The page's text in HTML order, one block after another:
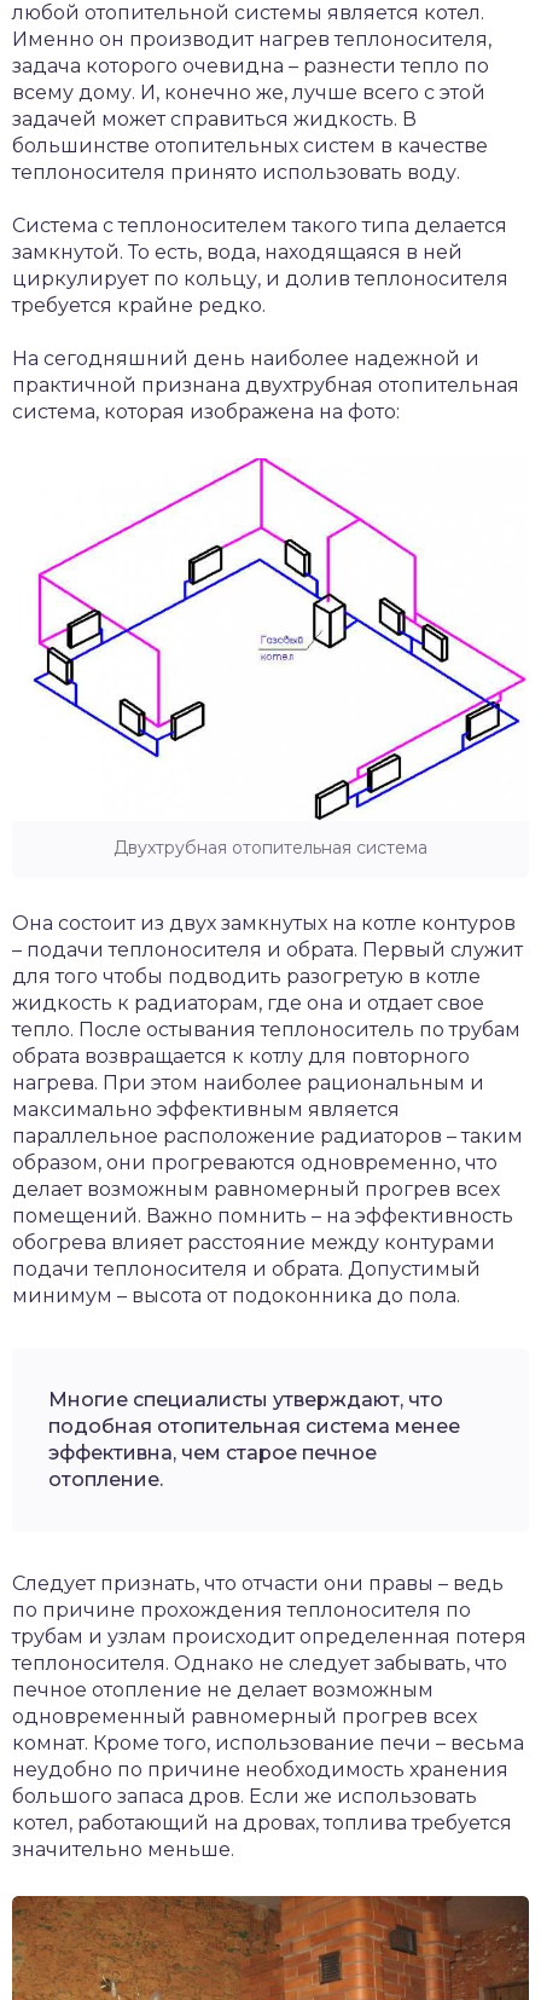
любой отопительной системы является котел.
Именно он производит нагрев теплоносителя,
задача которого очевидна – разнести тепло по
всему дому. И, конечно же, лучше всего с этой
задачей может справиться жидкость. В
большинстве отопительных систем в качестве
теплоносителя принято использовать воду.
Система с теплоносителем такого типа делается
замкнутой. То есть, вода, находящаяся в ней
циркулирует по кольцу, и долив теплоносителя
требуется крайне редко.
На сегодняшний день наиболее надежной и
практичной признана двухтрубная отопительная
система, которая изображена на фото:
Двухтрубная отопительная система
Она состоит из двух замкнутых на котле контуров
– подачи теплоносителя и обрата. Первый служит
для того чтобы подводить разогретую в котле
жидкость к радиаторам, где она и отдает свое
тепло. После остывания теплоноситель по трубам
обрата возвращается к котлу для повторного
нагрева. При этом наиболее рациональным и
максимально эффективным является
параллельное расположение радиаторов – таким
образом, они прогреваются одновременно, что
делает возможным равномерный прогрев всех
помещений. Важно помнить – на эффективность
обогрева влияет расстояние между контурами
подачи теплоносителя и обрата. Допустимый
минимум – высота от подоконника до пола.
Многие специалисты утверждают, что
подобная отопительная система менее
эффективна, чем старое печное
отопление.
Следует признать, что отчасти они правы – ведь
по причине прохождения теплоносителя по
трубам и узлам происходит определенная потеря
теплоносителя. Однако не следует забывать, что
печное отопление не делает возможным
одновременный равномерный прогрев всех
комнат. Кроме того, использование печи – весьма
неудобно по причине необходимость хранения
большого запаса дров. Если же использовать
котел, работающий на дровах, топлива требуется
значительно меньше.